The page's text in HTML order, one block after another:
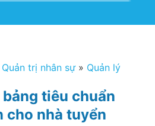
Quản trị nhân sự» Quản lý
tiêu chuẩn
cho nhà tuyển